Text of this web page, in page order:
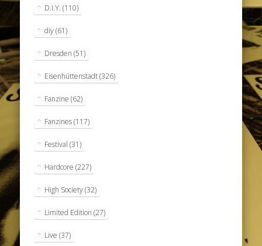
D.I.Y. (110)
diy(61)
Dresden (51)
Eisenhüttenstadt(326)
Fanzine (62)
Fanzines(117)
Festival (31)
Hardcore (227)
High Society(32)
Limited Edition (27)
Live (37)